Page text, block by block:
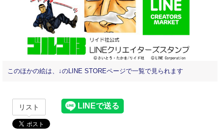
このほかの絵は、↓のLINE STOREページで一覧で見られます
リスト